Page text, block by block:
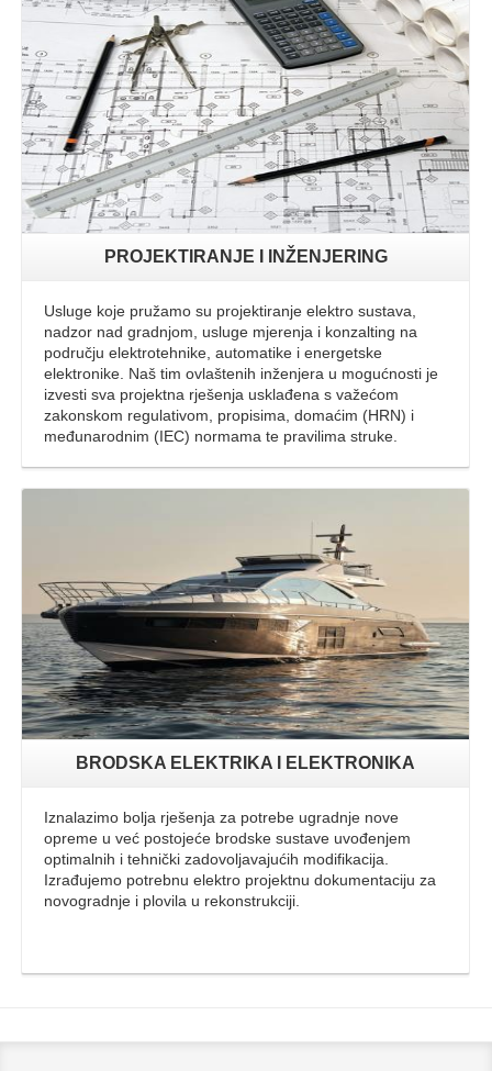
Opširnije
PROJEKTIRANJE I INŽENJERING
Usluge koje pružamo su projektiranje elektro sustava,
nadzor nad gradnjom, usluge mjerenja i konzalting na
području elektrotehnike, automatike i energetske
elektronike. Naš tim ovlaštenih inženjera u mogućnosti je
izvesti sva projektna rješenja usklađena s važećom
zakonskom regulativom, propisima, domaćim (HRN) i
međunarodnim (IEC) normama te pravilima struke.
BRODSKA ELEKTRIKA I ELEKTRONIKA
Iznalazimo bolja rješenja za potrebe ugradnje nove
opreme u već postojeće brodske sustave uvođenjem
optimalnih i tehnički zadovoljavajućih modifikacija.
Izrađujemo potrebnu elektro projektnu dokumentaciju za
novogradnje i plovila u rekonstrukciji.